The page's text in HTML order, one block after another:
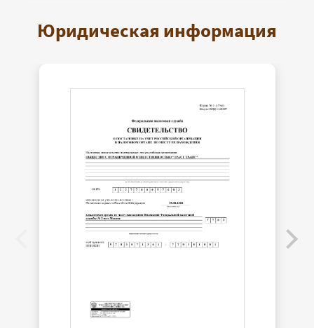
Юридическая информация